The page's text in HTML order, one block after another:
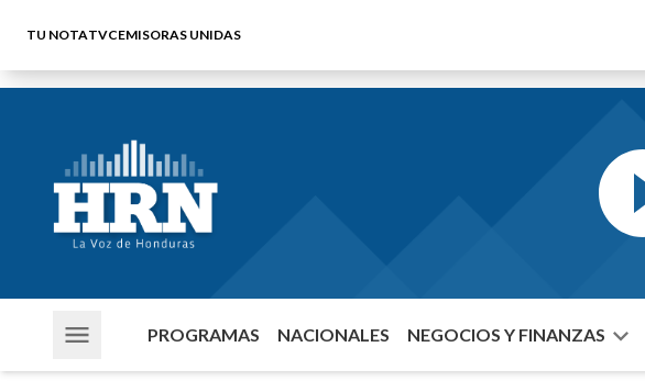
TU NOTATVCEMISORAS UNIDAS
PROGRAMAS NACIONALES NEGOCIOS Y FINANZAS